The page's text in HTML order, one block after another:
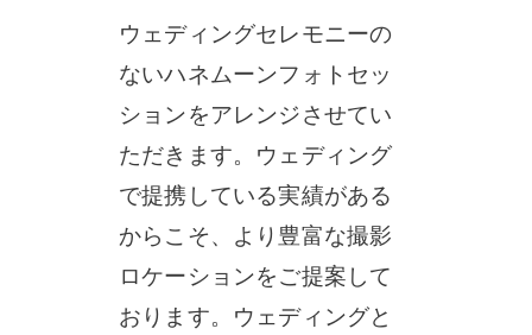
ウェディングセレモニーの
ないハネムーンフォトセッ
ションをアレンジさせてい
ただきます。ウェディング
で提携している実績がある
からこそ、より豊富な撮影
ロケーションをご提案して
おります。ウェディングと